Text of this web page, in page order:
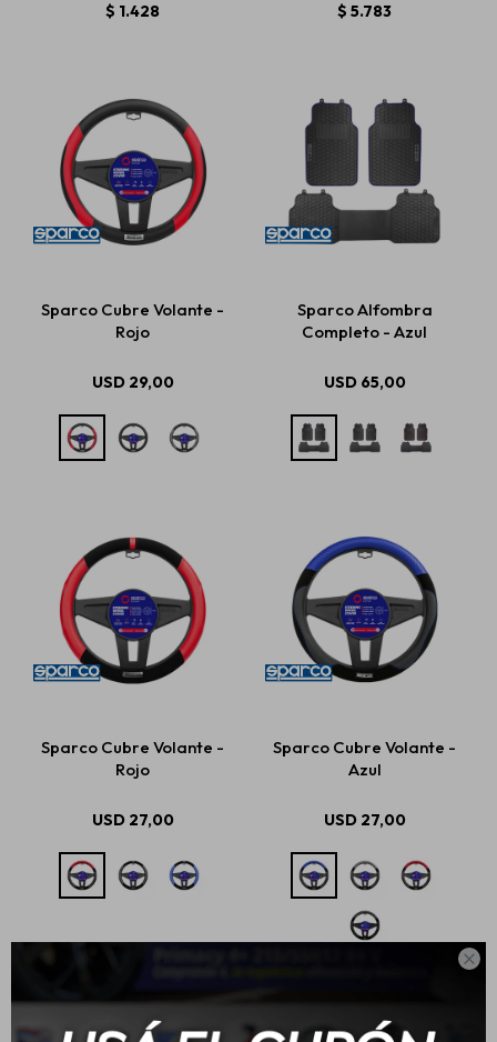

$ 1.428 $ 5.783
Sparco Cubre Volante -
Rojo
USD 29,00
Sparco Alfombra
Completo - Azul
USD 65,00
Sparco Cubre Volante -
Rojo
USD 27,00
Sparco Cubre Volante -
Azul
USD 27,00